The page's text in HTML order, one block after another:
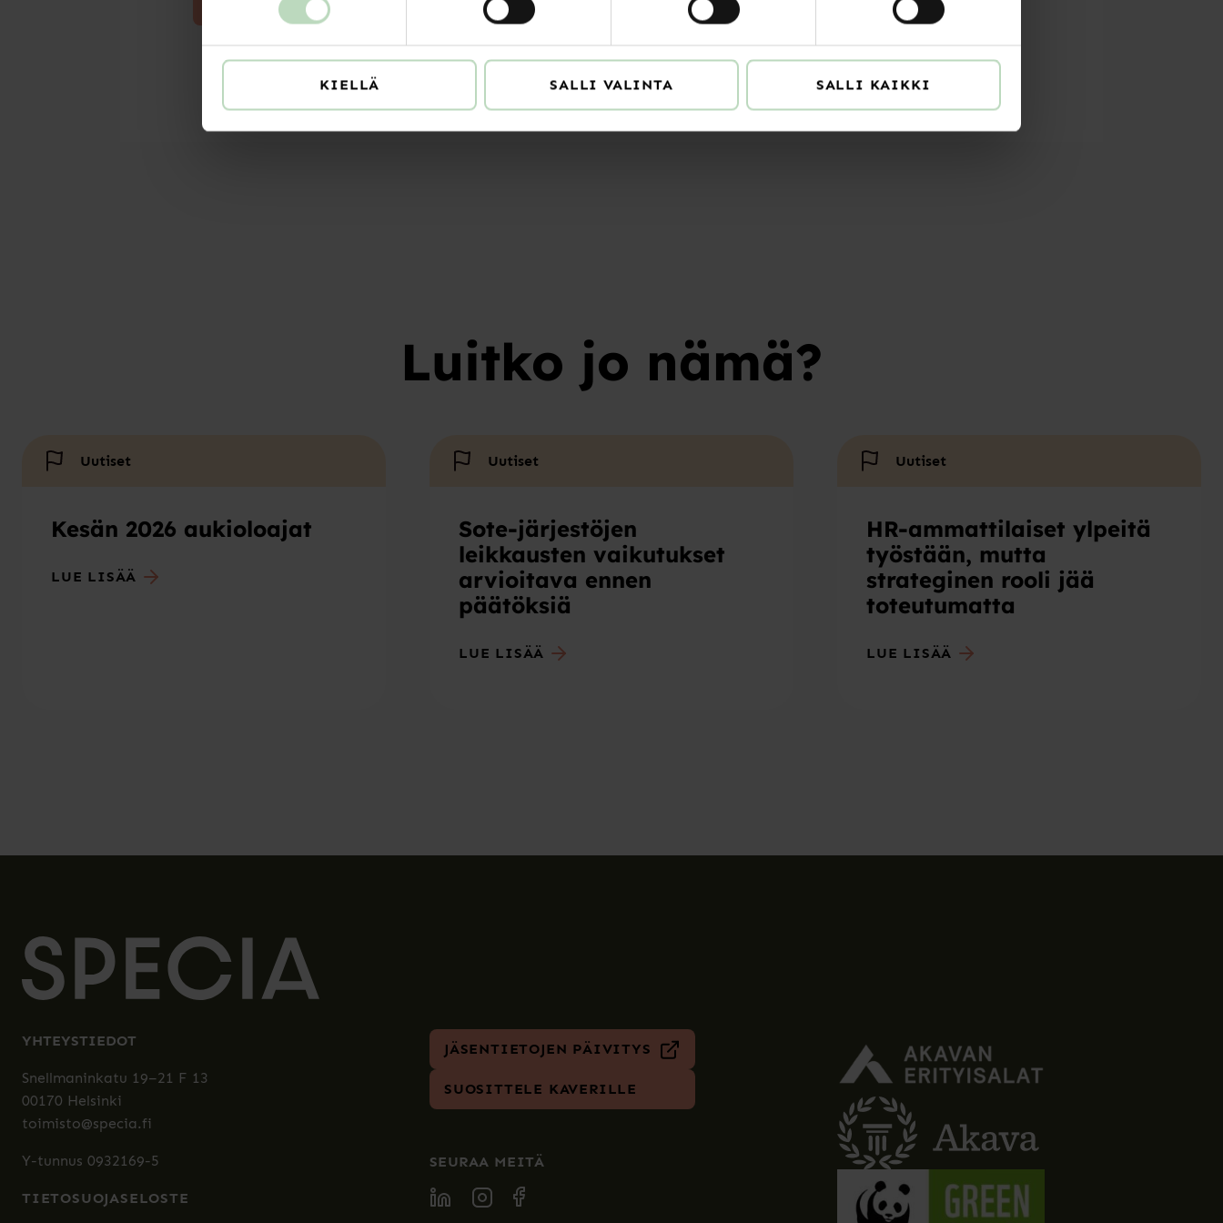
KIELLÄ SALLI VALINTA SALLI KAIKKI
JÄTÄ HAKEMUKSESI TÄSTÄ
Luitko jo nämä?
Uutiset
Kesän 2026 aukioloajat
LUE LISÄÄ
Uutiset
Sote-järjestöjen
leikkausten vaikutukset
arvioitava ennen
päätöksiä
LUE LISÄÄ
Uutiset
HR-ammattilaiset ylpeitä
työstään, mutta
strateginen rooli jää
toteutumatta
LUE LISÄÄ
YHTEYSTIEDOT
Snellmaninkatu 19–21 F 13
00170 Helsinki
toimisto@specia.fi
Y-tunnus 0932169-5
TIETOSUOJASELOSTE
JÄSENTIETOJEN PÄIVITYS
SUOSITTELE KAVERILLE
SEURAA MEITÄ
SPECIA LINKEDIN
SPECIA INSTAGRAM
SPECIA FACEBOOK